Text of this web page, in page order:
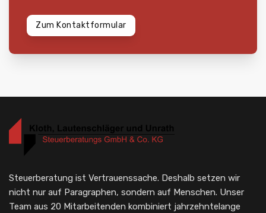
Zum Kontaktformular
Steuerberatung ist Vertrauenssache. Deshalb setzen wir
nicht nur auf Paragraphen, sondern auf Menschen. Unser
Team aus 20 Mitarbeitenden kombiniert jahrzehntelange